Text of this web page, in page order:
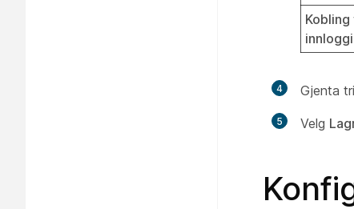
4 Gjenta
5 Velg